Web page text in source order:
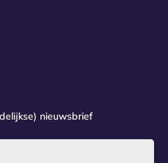
nieuwsbrief